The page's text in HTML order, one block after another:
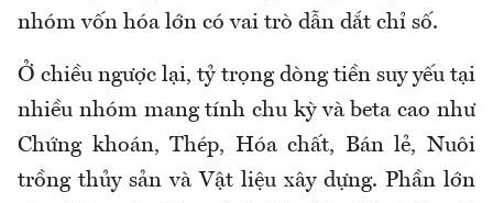
nhóm vốn hóa lớn có vai trò dẫn dắt chỉ số.
Ở chiều ngược lại, tỷ trọng dòng tiền suy yếu tại
nhiều nhóm mang tính chu kỳ và beta cao như
Chứng khoán, Thép, Hóa chất, Bán lẻ, Nuôi
trồng thủy sản và Vật liệu xây dựng. Phần lớn